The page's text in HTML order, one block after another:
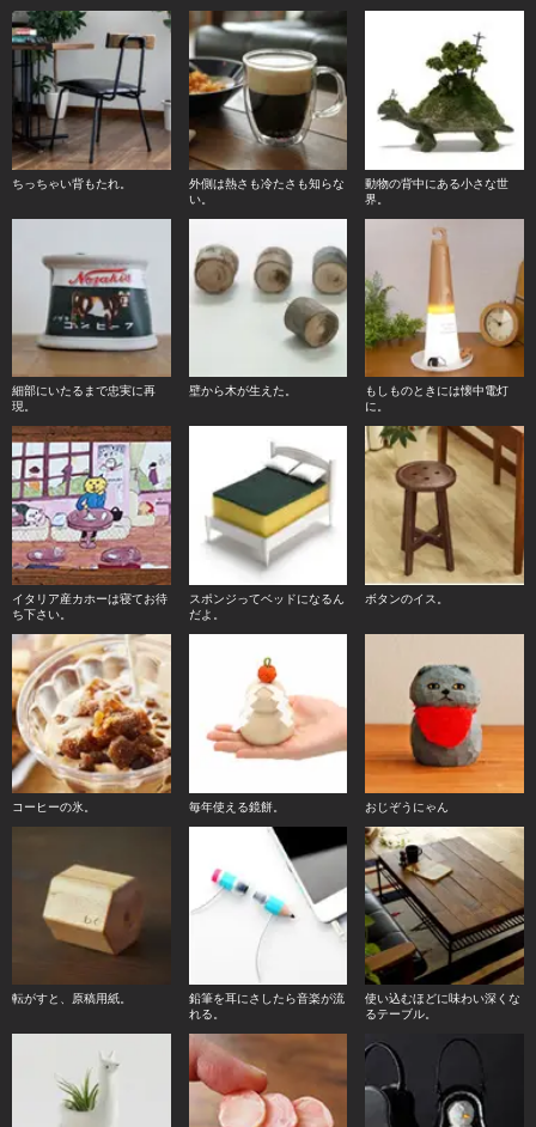
ちっちゃい背もたれ。
外側は熱さも冷たさも知らな
い。
動物の背中にある小さな世
界。
細部にいたるまで忠実に再
現。
壁から木が生えた。
もしものときには懐中電灯
に。
イタリア産カホーは寝てお待
ち下さい。
スポンジってベッドになるん
だよ。
ボタンのイス。
コーヒーの氷。 毎年使える鏡餅。 おじぞうにゃん
転がすと、原稿用紙。
鉛筆を耳にさしたら音楽が流
れる。
使い込むほどに味わい深くな
るテーブル。